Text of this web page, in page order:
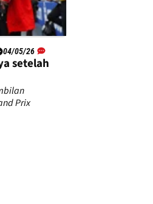
04/05/26
setelah
Prix